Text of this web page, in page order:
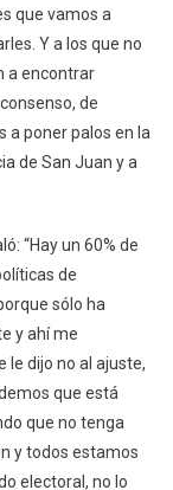
que vamos a
Y a los que no
a encontrar
de
a poner palos en la
de San Juan y a
“Hay un 60% de
de
sólo ha
y ahí me
le dijo no al ajuste,
que está
que no tenga
y todos estamos
electoral, no lo